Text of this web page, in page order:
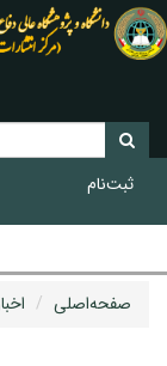
ثبت‌نام
صفحه‌اصلی